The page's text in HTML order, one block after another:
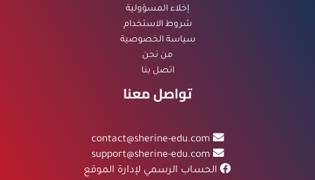
إخلاء المسؤولية
شروط الاستخدام
سياسة الخصوصية
من نحن
اتصل بنا
تواصل معنا
contact@sherine-edu.com
support@sherine-edu.com
الحساب الرسمي لإدارة الموقع